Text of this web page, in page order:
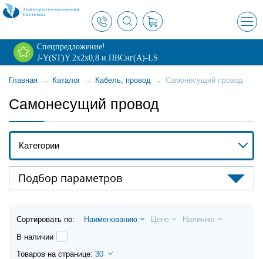
×
Спецпредложение!
J-Y(ST)Y 2х2х0,8 и ПВСнг(А)-LS
Главная → Каталог → Кабель, провод → Самонесущий провод
Самонесущий провод
Категории
Провод СИП-3
Провод СИП-4
Подбор параметров
Сортировать по: Наименованию Цене
Наличию
В наличии
Товаров на странице: 30